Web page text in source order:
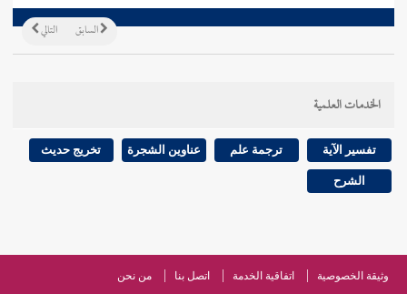
التالي السابق
الخدمات العلمية
تفسير الآية ترجمة علم عناوين الشجرة تخريج حديث
الشرح
وثيقة الخصوصية اتفاقية الخدمة اتصل بنا من نحن